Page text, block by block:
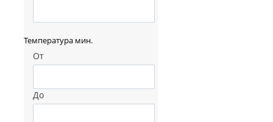
Температура мин.
От
До